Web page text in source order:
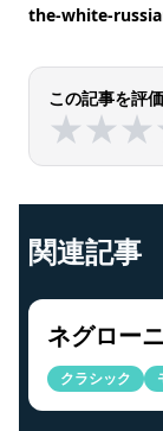
the-white-
この記事を評
★
★★
★★
★
関連記事
ネグロー
クラシック